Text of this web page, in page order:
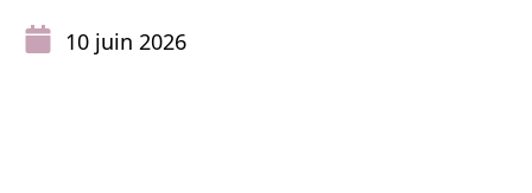
10 juin 2026